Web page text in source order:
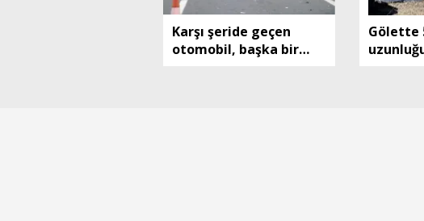
Karşı şeride geçen
otomobil, başka bir
Gölette